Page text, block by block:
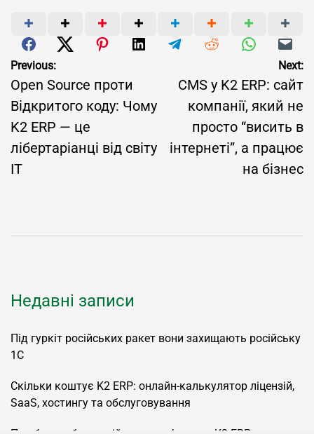
Навігація
записів
Previous:
Open Source проти
Відкритого коду: Чому
K2 ERP — це
лібертаріанці від світу
IT
Next:
CMS у K2 ERP: сайт
компанії, який не
просто “висить в
інтернеті”, а працює
на бізнес
Недавні записи
Під гуркіт російських ракет вони захищають російську
1С
Скільки коштує K2 ERP: онлайн-калькулятор ліцензій,
SaaS, хостингу та обслуговування